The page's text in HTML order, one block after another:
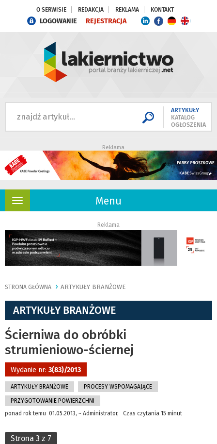
O SERWISIE REDAKCJA REKLAMA KONTAKT
LOGOWANIE REJESTRACJA
ARTYKUŁY
KATALOG
OGŁOSZENIA
Reklama
Menu
Rozwiń
Reklama
STRONA GŁÓWNA ARTYKUŁY BRANŻOWE
ARTYKUŁY BRANŻOWE
Ścierniwa do obróbki
strumieniowo-ściernej
Wydanie nr: 3(83)/2013
ARTYKUŁY BRANŻOWE PROCESY WSPOMAGAJĄCE
PRZYGOTOWANIE POWIERZCHNI
ponad rok temu 01.05.2013, ~ Administrator, Czas czytania 15 minut
Strona 3 z 7